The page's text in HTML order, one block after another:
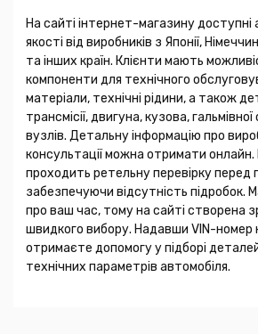
На сайті інтернет-магазину доступні
якості від виробників з Японії,
та інших країн. Клієнти мають
компоненти для технічного
матеріали, технічні рідини, а також
трансмісії, двигуна, кузова,
вузлів. Детальну інформацію про
консультації можна отримати
проходить ретельну перевірку
забезпечуючи відсутність підробок.
про ваш час, тому на сайті створена
швидкого вибору. Надавши VIN-номер
отримаєте допомогу у підборі
технічних параметрів автомобіля.